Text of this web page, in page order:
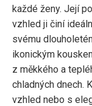
každé ženy. Její
vzhled ji činí
svému
ikonickým
z měkkého a
chladných dnech.
vzhled nebo s